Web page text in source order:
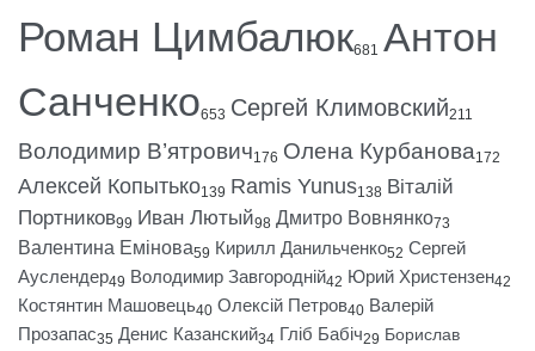
Роман Цимбалюк681 Антон
Санченко653 Сергей Климовский211
Володимир В’ятрович176 Олена Курбанова172
Алексей Копытько139 Ramis Yunus138 Віталій
Портников99 Иван Лютый98 Дмитро Вовнянко73
Валентина Емінова59 Кирилл Данильченко52 Сергей
Ауслендер49 Володимир Завгородній42 Юрий Христензен42
Костянтин Машовець40 Олексій Петров40 Валерій
Прозапас35 Денис Казанский34 Гліб Бабіч29 Борислав